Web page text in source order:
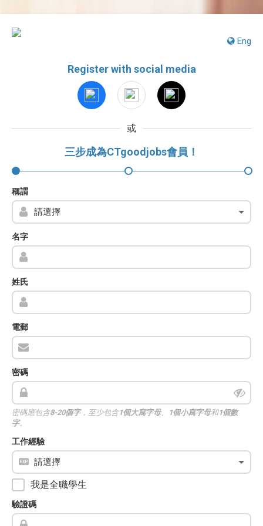
Eng
Register with social media
或
三步成為CTgoodjobs會員！
稱謂
名字
姓氏
電郵
密碼
密碼應包含8-20個字，至少包含1個大寫字母、 1個小寫字母和1個數
字。
工作經驗
我是全職學生
驗證碼